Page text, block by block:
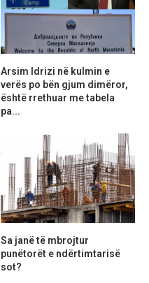
Arsim Idrizi në kulmin e
verës po bën gjum dimëror,
është rrethuar me tabela
pa...
Sa janë të mbrojtur
punëtorët e ndërtimtarisë
sot?